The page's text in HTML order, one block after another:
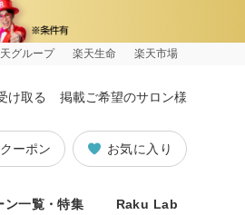
グループ 楽天生命 楽天市場
け取る 掲載ご希望のサロン様
お気に入り
ーポン
ン一覧・特集 Raku Lab